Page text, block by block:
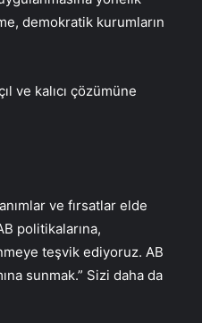
demokratik kurumların
ve kalıcı çözümüne
ve fırsatlar elde
politikalarına,
teşvik ediyoruz. AB
sunmak.” Sizi daha da